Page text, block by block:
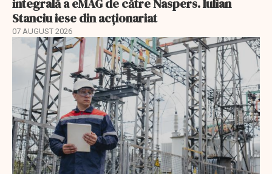
Stanciu iese din acționariat
07 AUGUST 2026